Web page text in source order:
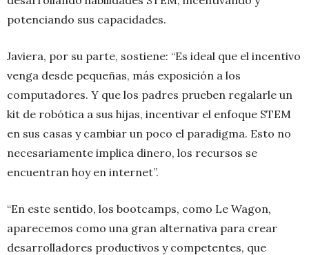
potenciando sus capacidades.
Javiera, por su parte, sostiene: “Es ideal que el incentivo
venga desde pequeñas, más exposición a los
computadores. Y que los padres prueben regalarle un
kit de robótica a sus hijas, incentivar el enfoque STEM
en sus casas y cambiar un poco el paradigma. Esto no
necesariamente implica dinero, los recursos se
encuentran hoy en internet”.
“En este sentido, los bootcamps, como Le Wagon,
aparecemos como una gran alternativa para crear
desarrolladores productivos y competentes, que